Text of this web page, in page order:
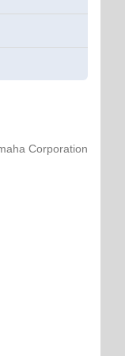
Corporation